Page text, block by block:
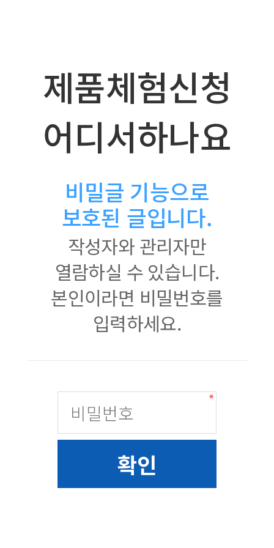
제품체험신청
어디서하나요
비밀글 기능으로
보호된 글입니다.
작성자와 관리자만
열람하실 수 있습니다.
본인이라면 비밀번호를
입력하세요.